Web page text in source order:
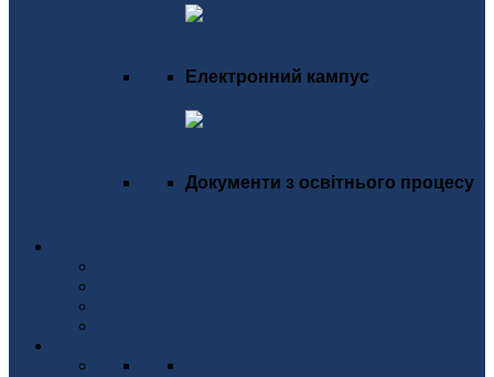
Електронний кампус
Документи з освітнього процесу